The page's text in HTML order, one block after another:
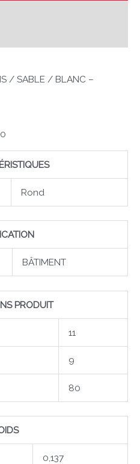
/ SABLE / BLANC –
Rond
BÂTIMENT
PRODUIT
11
9
80
0,137